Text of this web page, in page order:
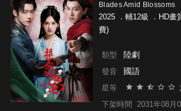
Blades Amid Blossoms
2025 ． 輔12級
．HD畫
費)
類型 陸劇
發音 國語
星等
下架時間 2031年08月